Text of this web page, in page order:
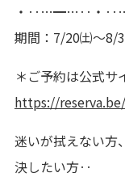
・‥…━…‥・
期間：7/20㈯～8/
＊ご予約は公式サ
https://
迷いが拭えない方
決したい方‥